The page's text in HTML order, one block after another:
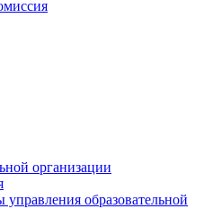
организации
образовательной